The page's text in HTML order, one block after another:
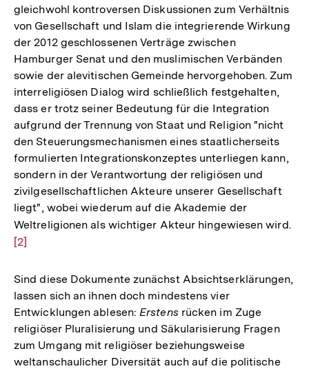
gleichwohl kontroversen Diskussionen zum Verhältnis
von Gesellschaft und Islam die integrierende Wirkung
der 2012 geschlossenen Verträge zwischen
Hamburger Senat und den muslimischen Verbänden
sowie der alevitischen Gemeinde hervorgehoben. Zum
interreligiösen Dialog wird schließlich festgehalten,
dass er trotz seiner Bedeutung für die Integration
aufgrund der Trennung von Staat und Religion "nicht
den Steuerungsmechanismen eines staatlicherseits
formulierten Integrationskonzeptes unterliegen kann,
sondern in der Verantwortung der religiösen und
zivilgesellschaftlichen Akteure unserer Gesellschaft
liegt", wobei wiederum auf die Akademie der
Weltreligionen als wichtiger Akteur hingewiesen wird.
[2]
Sind diese Dokumente zunächst Absichtserklärungen,
lassen sich an ihnen doch mindestens vier
Entwicklungen ablesen: Erstens rücken im Zuge
religiöser Pluralisierung und Säkularisierung Fragen
zum Umgang mit religiöser beziehungsweise
weltanschaulicher Diversität auch auf die politische